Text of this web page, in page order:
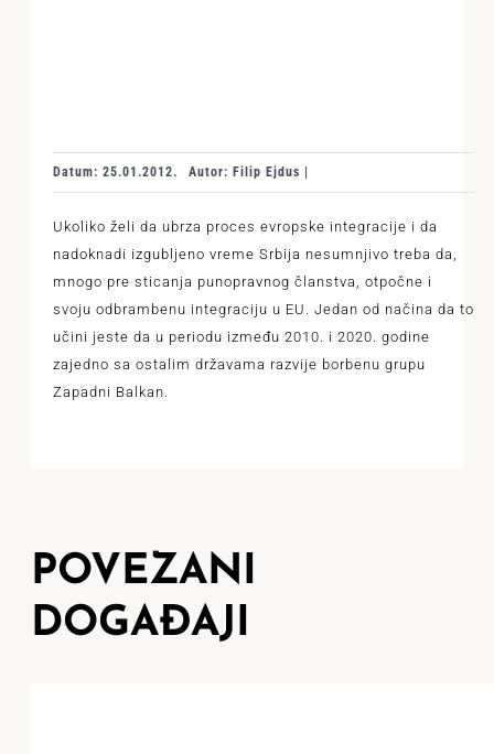
Datum: 25.01.2012. Autor: Filip Ejdus |
Ukoliko želi da ubrza proces evropske integracije i da
nadoknadi izgubljeno vreme Srbija nesumnjivo treba da,
mnogo pre sticanja punopravnog članstva, otpočne i
svoju odbrambenu integraciju u EU. Jedan od načina da to
učini jeste da u periodu između 2010. i 2020. godine
zajedno sa ostalim državama razvije borbenu grupu
Zapadni Balkan.
POVEZANI
DOGAĐAJI